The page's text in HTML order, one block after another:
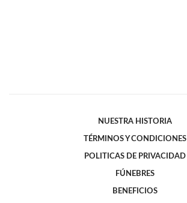
NUESTRA HISTORIA
TÉRMINOS Y CONDICIONES
POLITICAS DE PRIVACIDAD
FÚNEBRES
BENEFICIOS